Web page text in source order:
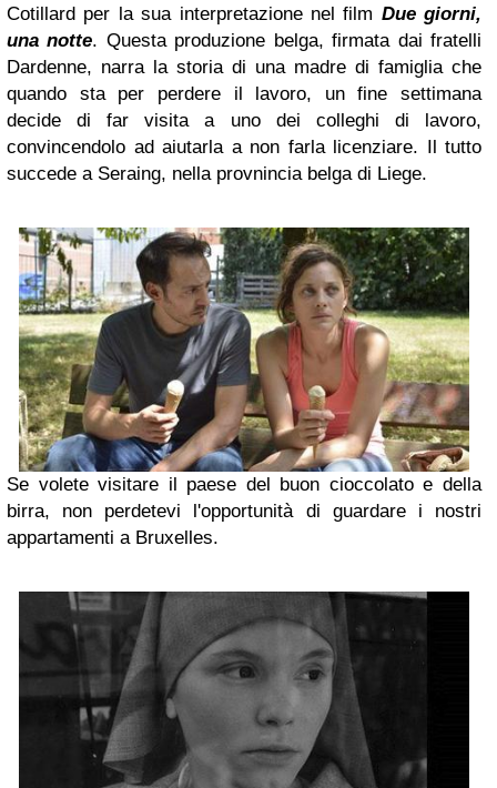
Cotillard per la sua interpretazione nel film Due giorni,
una notte. Questa produzione belga, firmata dai fratelli
Dardenne, narra la storia di una madre di famiglia che
quando sta per perdere il lavoro, un fine settimana
decide di far visita a uno dei colleghi di lavoro,
convincendolo ad aiutarla a non farla licenziare. Il tutto
succede a Seraing, nella provnincia belga di Liege.
Se volete visitare il paese del buon cioccolato e della
birra, non perdetevi l'opportunità di guardare i nostri
appartamenti a Bruxelles.